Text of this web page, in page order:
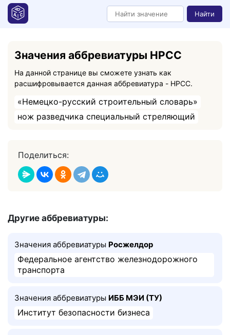
Найти
Значения аббревиатуры НРСС
На данной странице вы сможете узнать как
расшифровывается данная аббревиатура - НРСС.
«Немецко-русский строительный словарь»
нож разведчика специальный стреляющий
Поделиться:
Другие аббревиатуры:
Значения аббревиатуры Росжелдор
Федеральное агентство железнодорожного
транспорта
Значения аббревиатуры ИББ МЭИ (ТУ)
Институт безопасности бизнеса